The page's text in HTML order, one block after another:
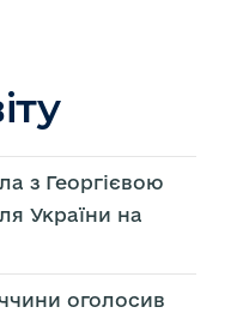
з Георгієвою
України на
оголосив